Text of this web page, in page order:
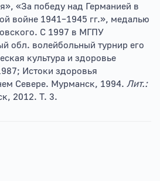
«За победу над Германией в
войне 1941–1945 гг.», медалью
С 1997 в МГПУ
обл. волейбольный турнир его
культура и здоровье
Истоки здоровья
Севере. Мурманск, 1994. Лит.:
2012. Т. 3.